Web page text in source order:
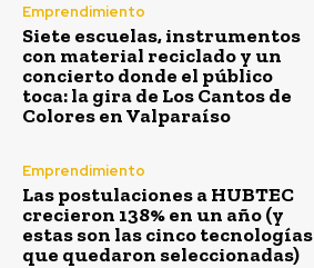
Emprendimiento
Siete escuelas, instrumentos
con material reciclado y un
concierto donde el público
toca: la gira de Los Cantos de
Colores en Valparaíso
Emprendimiento
Las postulaciones a HUBTEC
crecieron 138% en un año (y
estas son las cinco tecnologías
que quedaron seleccionadas)